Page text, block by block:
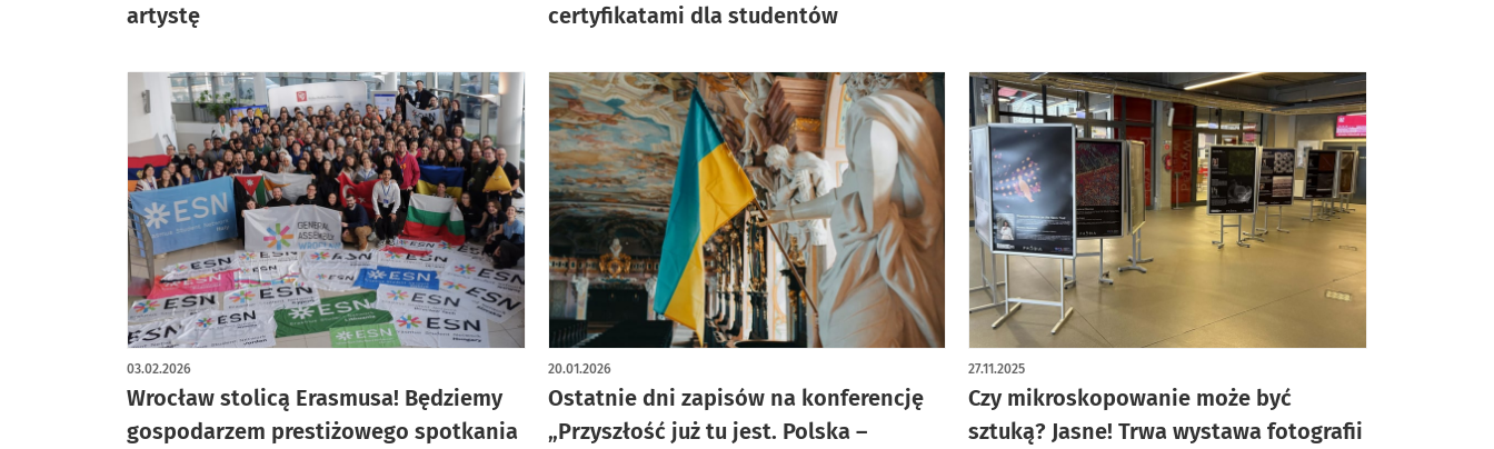
artystę
certyfikatami dla studentów
Wrocław stolicą Erasmusa! Będziemy
gospodarzem prestiżowego spotkania
03.02.2026
Ostatnie dni zapisów na konferencję
„Przyszłość już tu jest. Polska –
20.01.2026
Czy mikroskopowanie może być
sztuką? Jasne! Trwa wystawa fotografii
27.11.2025